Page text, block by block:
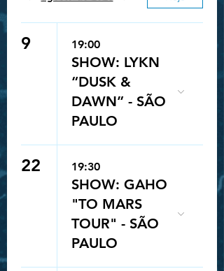
9 19:00
SHOW: LYKN
“DUSK &
DAWN” - SÃO
PAULO
22 19:30
SHOW: GAHO
"TO MARS
TOUR" - SÃO
PAULO